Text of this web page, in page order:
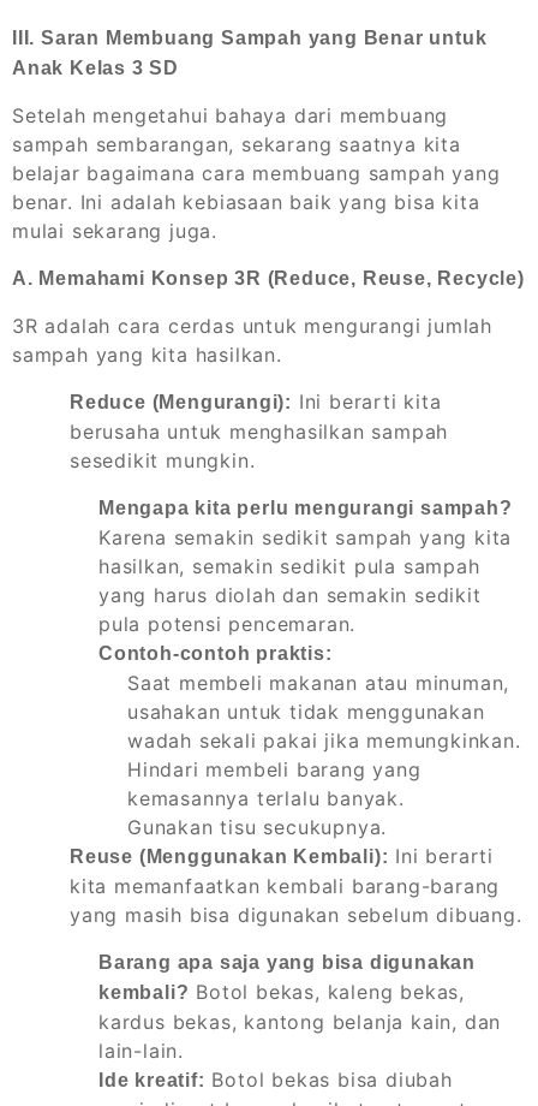
III. Saran Membuang Sampah yang Benar untuk
Anak Kelas 3 SD
Setelah mengetahui bahaya dari membuang
sampah sembarangan, sekarang saatnya kita
belajar bagaimana cara membuang sampah yang
benar. Ini adalah kebiasaan baik yang bisa kita
mulai sekarang juga.
A. Memahami Konsep 3R (Reduce, Reuse, Recycle)
3R adalah cara cerdas untuk mengurangi jumlah
sampah yang kita hasilkan.
Reduce (Mengurangi): Ini berarti kita
berusaha untuk menghasilkan sampah
sesedikit mungkin.
Mengapa kita perlu mengurangi sampah?
Karena semakin sedikit sampah yang kita
hasilkan, semakin sedikit pula sampah
yang harus diolah dan semakin sedikit
pula potensi pencemaran.
Contoh-contoh praktis:
Saat membeli makanan atau minuman,
usahakan untuk tidak menggunakan
wadah sekali pakai jika memungkinkan.
Hindari membeli barang yang
kemasannya terlalu banyak.
Gunakan tisu secukupnya.
Reuse (Menggunakan Kembali): Ini berarti
kita memanfaatkan kembali barang-barang
yang masih bisa digunakan sebelum dibuang.
Barang apa saja yang bisa digunakan
kembali? Botol bekas, kaleng bekas,
kardus bekas, kantong belanja kain, dan
lain-lain.
Ide kreatif: Botol bekas bisa diubah